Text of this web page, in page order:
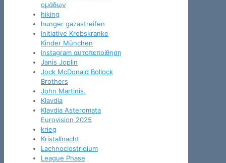
ομάδων
hiking
hunger gazastreifen
Initiative Krebskranke
Kinder München
Instagram αυτοπεποίθηση
Janis Joplin
Jock McDonald Bollock
Brothers
John Martinis.
Klavdia
Klavdia Asteromata
Eurovision 2025
krieg
Kristallnacht
Lachnoclostridium
League Phase